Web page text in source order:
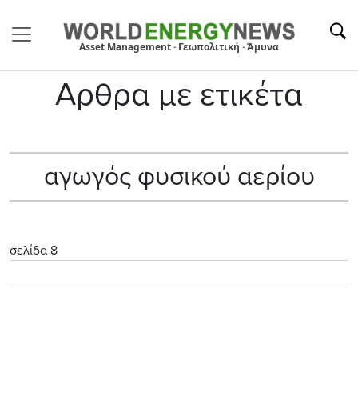
Asset Management · Γεωπολιτική · Άμυνα
Αρθρα με ετικέτα
αγωγός φυσικού αερίου
σελίδα 8